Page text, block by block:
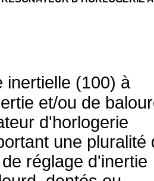
inertielle (100) à
et/ou de
d'horlogerie
une pluralité
réglage d'inertie